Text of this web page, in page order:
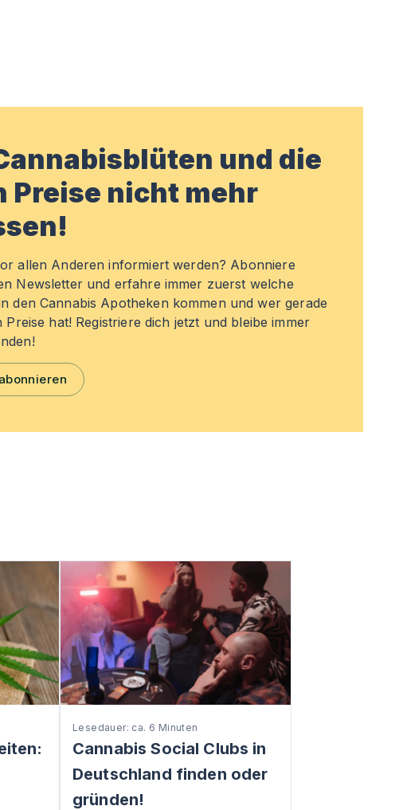
und die
Preise nicht mehr
allen Anderen informiert werden? Abonniere
Newsletter und erfahre immer zuerst welche
den Cannabis Apotheken kommen und wer gerade
Preise hat! Registriere dich jetzt und bleibe immer
Lesedauer: ca. 6 Minuten
Cannabis Social Clubs in
Deutschland finden oder
gründen!